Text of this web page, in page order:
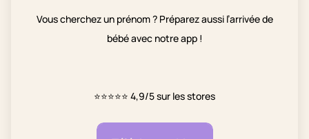
Vous cherchez un prénom ? Préparez aussi l’arrivée de
bébé avec notre app !
⭐⭐⭐⭐⭐ 4,9/5 sur les stores